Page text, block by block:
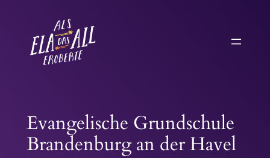
springen
Evangelische Grundschule
Brandenburg an der Havel